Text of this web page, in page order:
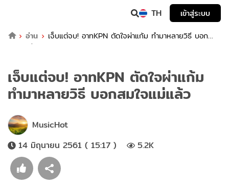
TH
เข้าสู่ระบบ
อ่าน
เจ็บแต่จบ! อาทKPN ตัดใจผ่าแก้ม ทำมาหลายวิธี บอก
สมใจแม่แล้ว
เจ็บแต่จบ! อาทKPN ตัดใจผ่าแก้ม
ทำมาหลายวิธี บอกสมใจแม่แล้ว
MusicHot
14 มิถุนายน 2561 ( 15:17 )
5.2K